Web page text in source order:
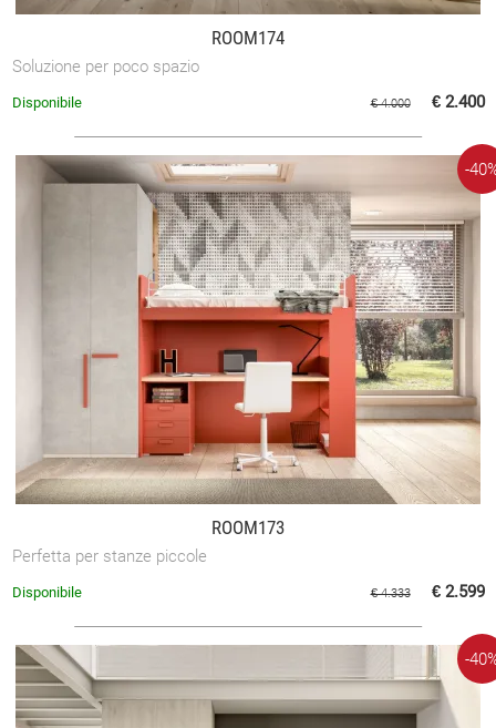
ROOM174
Soluzione per poco spazio
€ 4.000 € 2.400
Disponibile
ROOM173
Perfetta per stanze piccole
-
€ 4.333 € 2.599
Disponibile
-